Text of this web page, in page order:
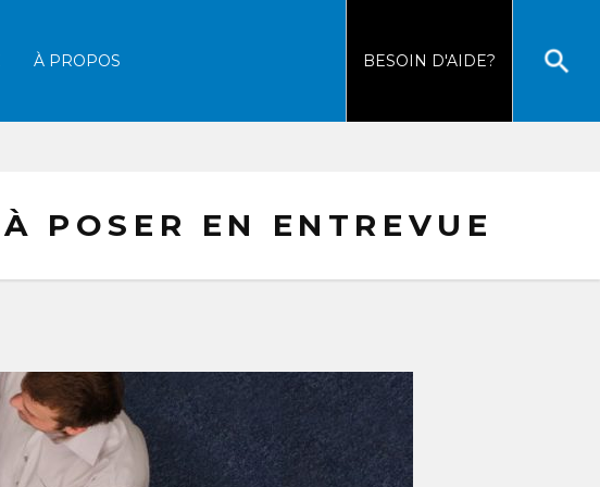
À PROPOS BESOIN D'AIDE?
la recherche
POSER EN ENTREVUE